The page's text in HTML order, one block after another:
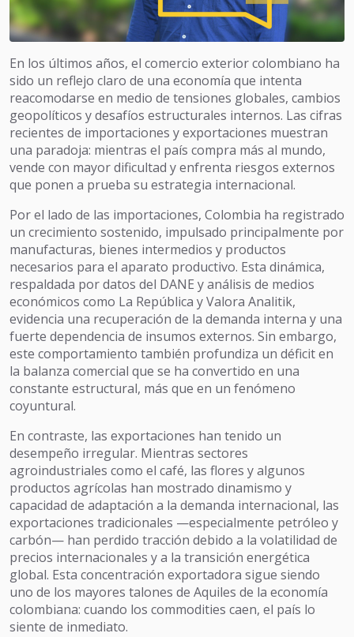
En los últimos años, el comercio exterior colombiano ha
sido un reflejo claro de una economía que intenta
reacomodarse en medio de tensiones globales, cambios
geopolíticos y desafíos estructurales internos. Las cifras
recientes de importaciones y exportaciones muestran
una paradoja: mientras el país compra más al mundo,
vende con mayor dificultad y enfrenta riesgos externos
que ponen a prueba su estrategia internacional.
Por el lado de las importaciones, Colombia ha registrado
un crecimiento sostenido, impulsado principalmente por
manufacturas, bienes intermedios y productos
necesarios para el aparato productivo. Esta dinámica,
respaldada por datos del DANE y análisis de medios
económicos como La República y Valora Analitik,
evidencia una recuperación de la demanda interna y una
fuerte dependencia de insumos externos. Sin embargo,
este comportamiento también profundiza un déficit en
la balanza comercial que se ha convertido en una
constante estructural, más que en un fenómeno
coyuntural.
En contraste, las exportaciones han tenido un
desempeño irregular. Mientras sectores
agroindustriales como el café, las flores y algunos
productos agrícolas han mostrado dinamismo y
capacidad de adaptación a la demanda internacional, las
exportaciones tradicionales —especialmente petróleo y
carbón— han perdido tracción debido a la volatilidad de
precios internacionales y a la transición energética
global. Esta concentración exportadora sigue siendo
uno de los mayores talones de Aquiles de la economía
colombiana: cuando los commodities caen, el país lo
siente de inmediato.